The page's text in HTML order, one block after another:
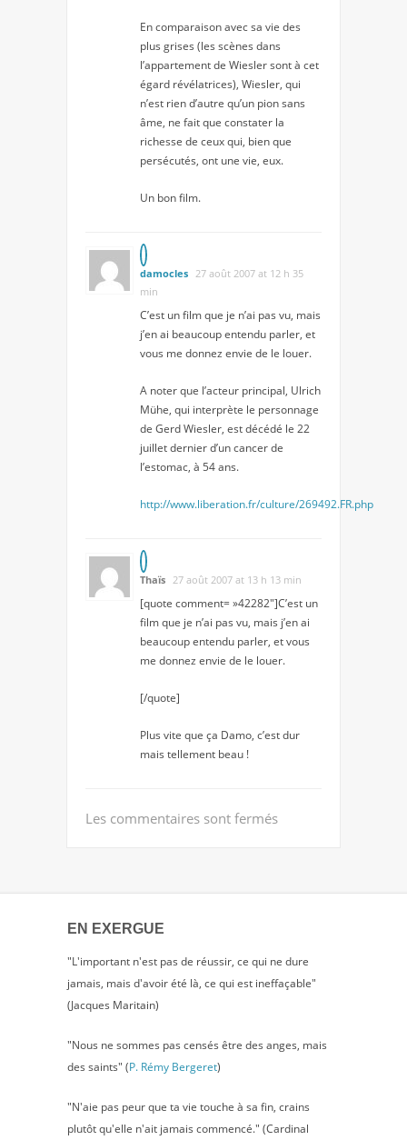
En comparaison avec sa vie des
plus grises (les scènes dans
l’appartement de Wiesler sont à cet
égard révélatrices), Wiesler, qui
n’est rien d’autre qu’un pion sans
âme, ne fait que constater la
richesse de ceux qui, bien que
persécutés, ont une vie, eux.
Un bon film.
damocles 27 août 2007 at 12 h 35
min
C’est un film que je n’ai pas vu, mais
j’en ai beaucoup entendu parler, et
vous me donnez envie de le louer.
A noter que l’acteur principal, Ulrich
Mühe, qui interprète le personnage
de Gerd Wiesler, est décédé le 22
juillet dernier d’un cancer de
l’estomac, à 54 ans.
http://www.liberation.fr/culture/269492.FR.php
Thaïs 27 août 2007 at 13 h 13 min
[quote comment= »42282″]C’est un
film que je n’ai pas vu, mais j’en ai
beaucoup entendu parler, et vous
me donnez envie de le louer.
[/quote]
Plus vite que ça Damo, c’est dur
mais tellement beau !
Les commentaires sont fermés
EN EXERGUE
"L'important n'est pas de réussir, ce qui ne dure
jamais, mais d'avoir été là, ce qui est ineffaçable"
(Jacques Maritain)
"Nous ne sommes pas censés être des anges, mais
des saints" (P. Rémy Bergeret)
"N'aie pas peur que ta vie touche à sa fin, crains
plutôt qu'elle n'ait jamais commencé." (Cardinal